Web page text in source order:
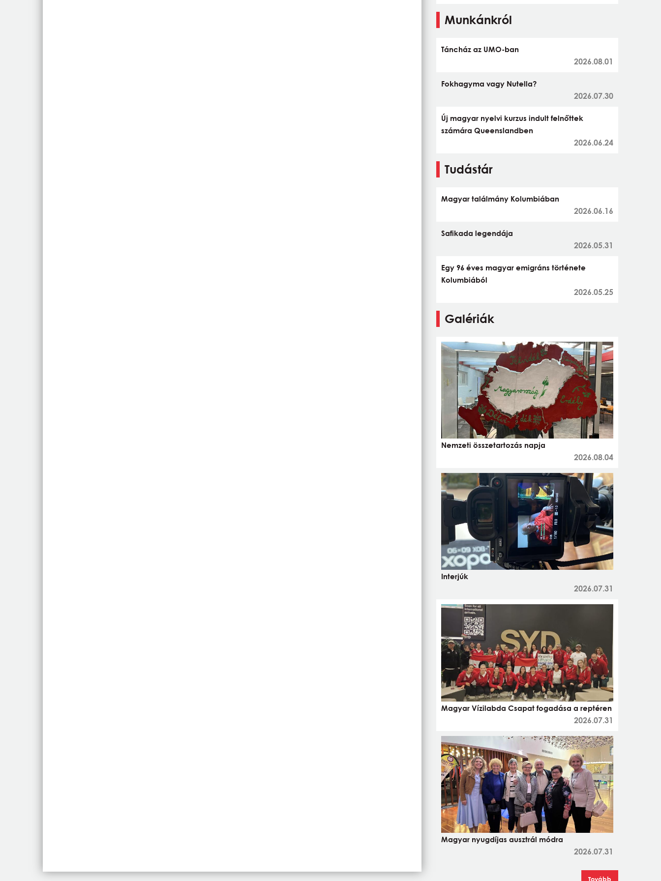
Munkánkról
Táncház az UMO-ban
2026.08.01
Fokhagyma vagy Nutella?
2026.07.30
Új magyar nyelvi kurzus indult felnőttek
számára Queenslandben
2026.06.24
Tudástár
Magyar találmány Kolumbiában
2026.06.16
Safikada legendája
2026.05.31
Egy 96 éves magyar emigráns története
Kolumbiából
2026.05.25
Galériák
Nemzeti összetartozás napja
2026.08.04
Interjúk
2026.07.31
Magyar Vízilabda Csapat fogadása a reptéren
2026.07.31
Magyar nyugdíjas ausztrál módra
2026.07.31
Tovább